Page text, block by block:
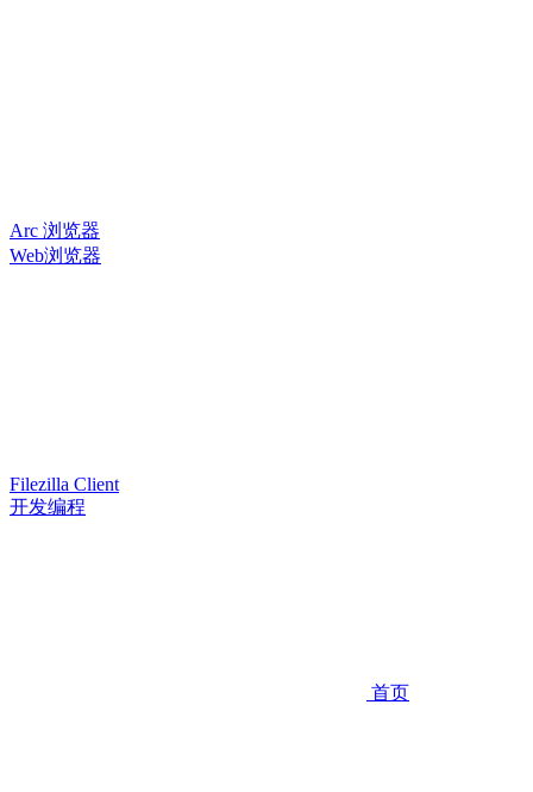
Arc 浏览器
Web浏览器
Filezilla Client
开发编程
首页